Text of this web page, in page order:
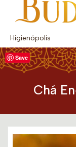
Higienópolis
Chá
Save